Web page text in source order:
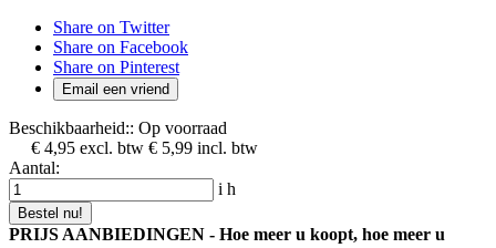
Share on Twitter
Share on Facebook
Share on Pinterest
Email een vriend
Beschikbaarheid:: Op voorraad
€ 4,95 excl. btw € 5,99 incl. btw
Aantal:
i h
Bestel nu!
PRIJS AANBIEDINGEN - Hoe meer u koopt, hoe meer u